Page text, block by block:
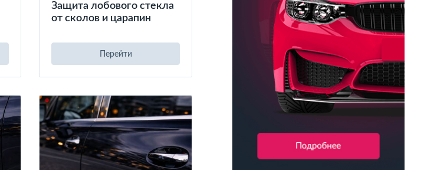
Защита лобового стекла
от сколов и царапин
Перейти